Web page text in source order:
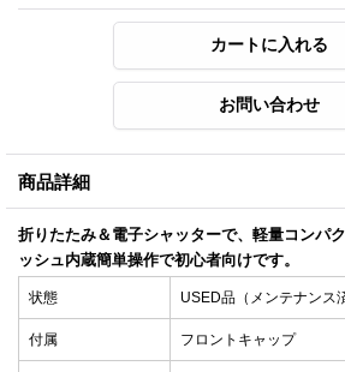
商品詳細
折りたたみ＆電子シャッターで、軽量コンパ
ッシュ内蔵簡単操作で初心者向けです。
状態 USED品（メンテナンス
付属 フロントキャップ